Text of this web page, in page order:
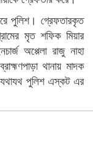
পুলিশ। গ্রেফতারকৃত
মৃত শফিক মিয়ার
অপ্পেলা রাজু নাহা
থানায় মাদক
পুলিশ এস্কট এর